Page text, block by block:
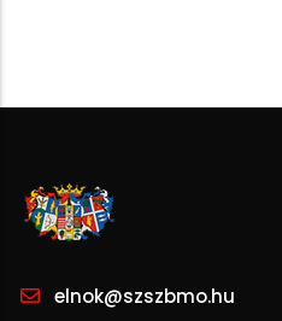
elnok@szszbmo.hu